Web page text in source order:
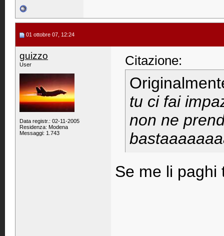
01 ottobre 07, 12:24
guizzo
User
Data registr.: 02-11-2005
Residenza: Modena
Messaggi: 1.743
Citazione:
tu ci fai
non ne
Se me li paghi